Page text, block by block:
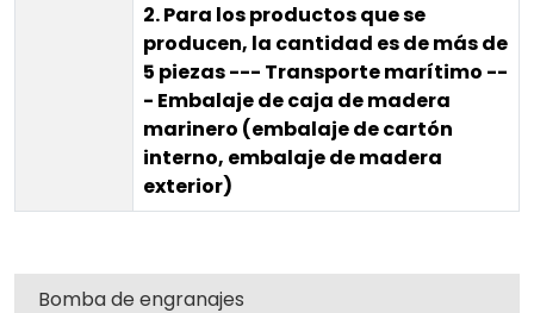
2. Para los productos que se
producen, la cantidad es de más de
5 piezas --- Transporte marítimo --
- Embalaje de caja de madera
marinero (embalaje de cartón
interno, embalaje de madera
exterior)
Bomba de engranajes